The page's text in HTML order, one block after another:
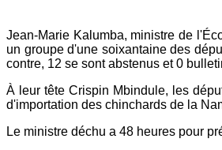
Jean-Marie Kalumba, ministre de
un groupe d'une soixantaine des
contre, 12 se sont abstenus et 0
À leur tête Crispin Mbindule, les
d'importation des chinchards de la
Le ministre déchu a 48 heures pour